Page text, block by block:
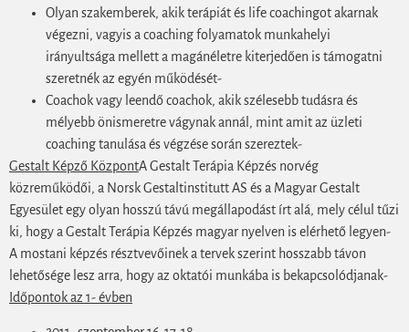
Olyan szakemberek, akik terápiát és life coachingot akarnak
végezni, vagyis a coaching folyamatok munkahelyi
irányultsága mellett a magánéletre kiterjedően is támogatni
szeretnék az egyén működését-
Coachok vagy leendő coachok, akik szélesebb tudásra és
mélyebb önismeretre vágynak annál, mint amit az üzleti
coaching tanulása és végzése során szereztek-
Gestalt Képző KözpontA Gestalt Terápia Képzés norvég
közreműködői, a Norsk Gestaltinstitutt AS és a Magyar Gestalt
Egyesület egy olyan hosszú távú megállapodást írt alá, mely célul tűzi
ki, hogy a Gestalt Terápia Képzés magyar nyelven is elérhető legyen-
A mostani képzés résztvevőinek a tervek szerint hosszabb távon
lehetősége lesz arra, hogy az oktatói munkába is bekapcsolódjanak-
Időpontok az 1- évben